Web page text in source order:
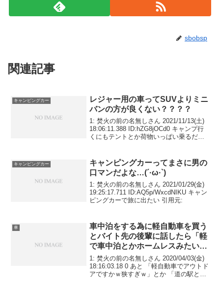
sbobsp
関連記事
キャンピングカー
レジャー用の車ってSUVよりミニ
バンの方が良くない？？？？
1: 焚火の前の名無しさん 2021/11/13(土)
18:06:11.388 ID:hZG8jOCd0 キャンプ行
くにもテントとか荷物いっぱい乗るだ
キャンピングカー
キャンピングカーってまさに男の
口マンだよな…(´·ω·`)
1: 焚火の前の名無しさん 2021/01/29(金)
19:25:17.711 ID:AQ5p/WxcdNIKU キャン
ピングカーで旅に出たい 引用元:
車
車中泊をする為に軽自動車を買う
とバイト先の後輩に話したら「軽
で車中泊とかホームレスみたいで
すねｗ」と言われた
1: 焚火の前の名無しさん 2020/04/03(金)
18:16:03.18 0 あと 「軽自動車でアウトド
アですかｗ狭すぎｗ」とか 「道の駅とか